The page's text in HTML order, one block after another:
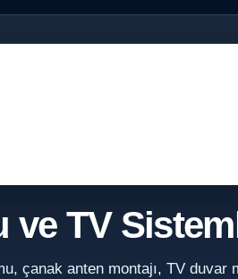
ve TV
çanak anten montajı, TV duvar